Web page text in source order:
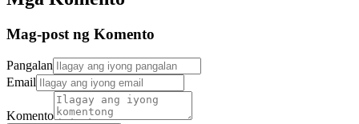
Mag-post ng Komento
Pangalan
Email
Komento